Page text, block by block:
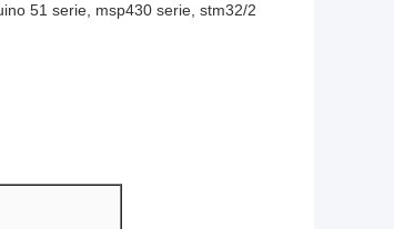
51 serie, msp430 serie, stm32/2